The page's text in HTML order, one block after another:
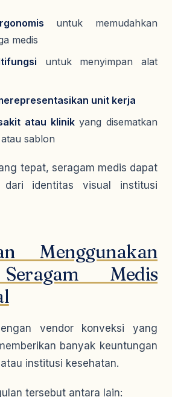
untuk memudahkan
medis
untuk menyimpan alat
unit kerja
atau klinikyang disematkan
sablon
tepat, seragam medis dapat
dari identitas visual institusi
Menggunakan
Medis
vendor konveksi yang
banyak keuntungan
institusi kesehatan.
tersebut antara lain: